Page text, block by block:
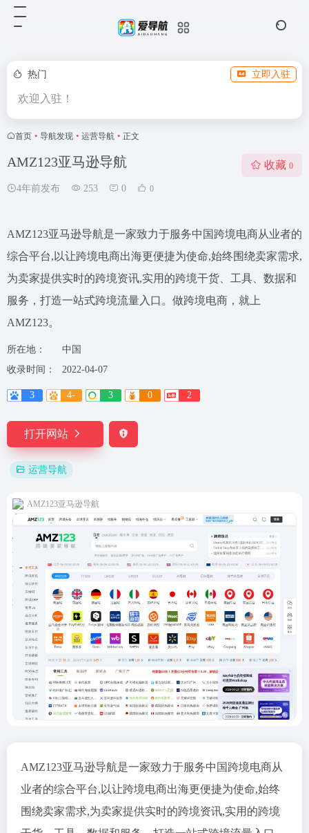
热门 立即入驻
欢迎入驻！
首页 • 导航发现 • 运营导航 • 正文
AMZ123亚马逊导航
4年前发布 253 0 0
收藏 0
AMZ123亚马逊导航是一家致力于服务中国跨境电商从业者的
综合平台,以让跨境电商出海更便捷为使命,始终围绕卖家需求,
为卖家提供实时的跨境资讯,实用的跨境干货、工具、数据和
服务，打造一站式跨境流量入口。做跨境电商，就上
AMZ123。
所在地：
中国
收录时间：
2022-04-07
3 4- 3 0 2
打开网站
运营导航
AMZ123亚马逊导航
AMZ123亚马逊导航是一家致力于服务中国跨境电商从
业者的综合平台,以让跨境电商出海更便捷为使命,始终
围绕卖家需求,为卖家提供实时的跨境资讯,实用的跨境